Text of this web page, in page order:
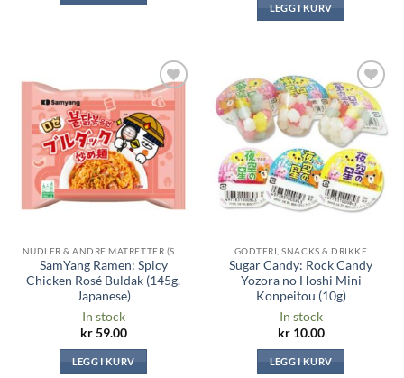
LEGG I KURV
Legg til i
ønskeliste
SamYang Ramen: Spicy
Chicken Rosé Buldak (145g,
Japanese)
In stock
kr59.00
LEGG I KURV
Legg til i
ønskeliste
GODTERI, SNACKS & DRIKKE
Sugar Candy: Rock Candy
Yozora no Hoshi Mini
Konpeitou (10g)
In stock
kr10.00
LEGG I KURV